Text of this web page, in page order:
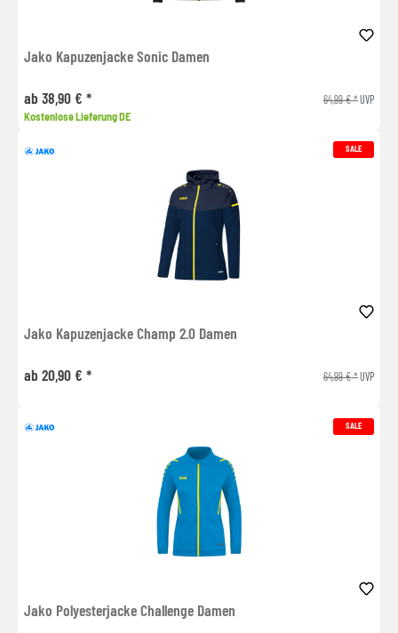
Jako Kapuzenjacke Sonic Damen
ab 38,90 € * 64,99 € *UVP
Kostenlose Lieferung DE
SALE
Jako Kapuzenjacke Champ 2.0 Damen
ab 20,90 € * 64,99 € *UVP
SALE
Jako Polyesterjacke Challenge Damen